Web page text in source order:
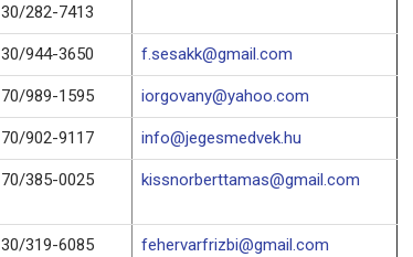
30/282-7413
30/944-3650 f.sesakk@gmail.com
70/989-1595 iorgovany@yahoo.com
70/902-9117 info@jegesmedvek.hu
70/385-0025 kissnorberttamas@gmail.com
30/319-6085
fehervarfrizbi@gmail.com